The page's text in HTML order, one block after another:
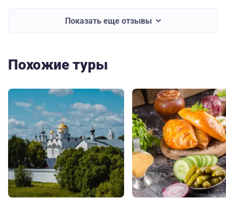
Показать еще отзывы
Похожие туры